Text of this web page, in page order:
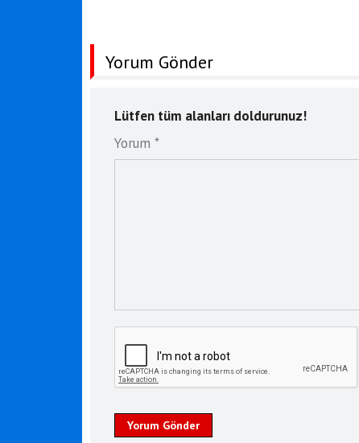
Yorum Gönder
Lütfen tüm alanları doldurunuz!
Yorum *
Yorum Gönder